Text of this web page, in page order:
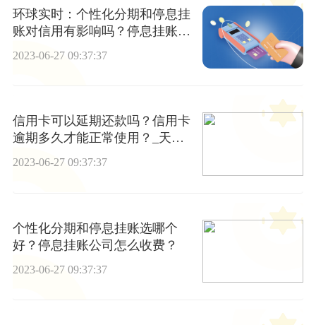
环球实时：个性化分期和停息挂
账对信用有影响吗？停息挂账公
2023-06-27 09:37:37
信用卡可以延期还款吗？信用卡
逾期多久才能正常使用？_天天
报道
2023-06-27 09:37:37
个性化分期和停息挂账选哪个
好？停息挂账公司怎么收费？
2023-06-27 09:37:37